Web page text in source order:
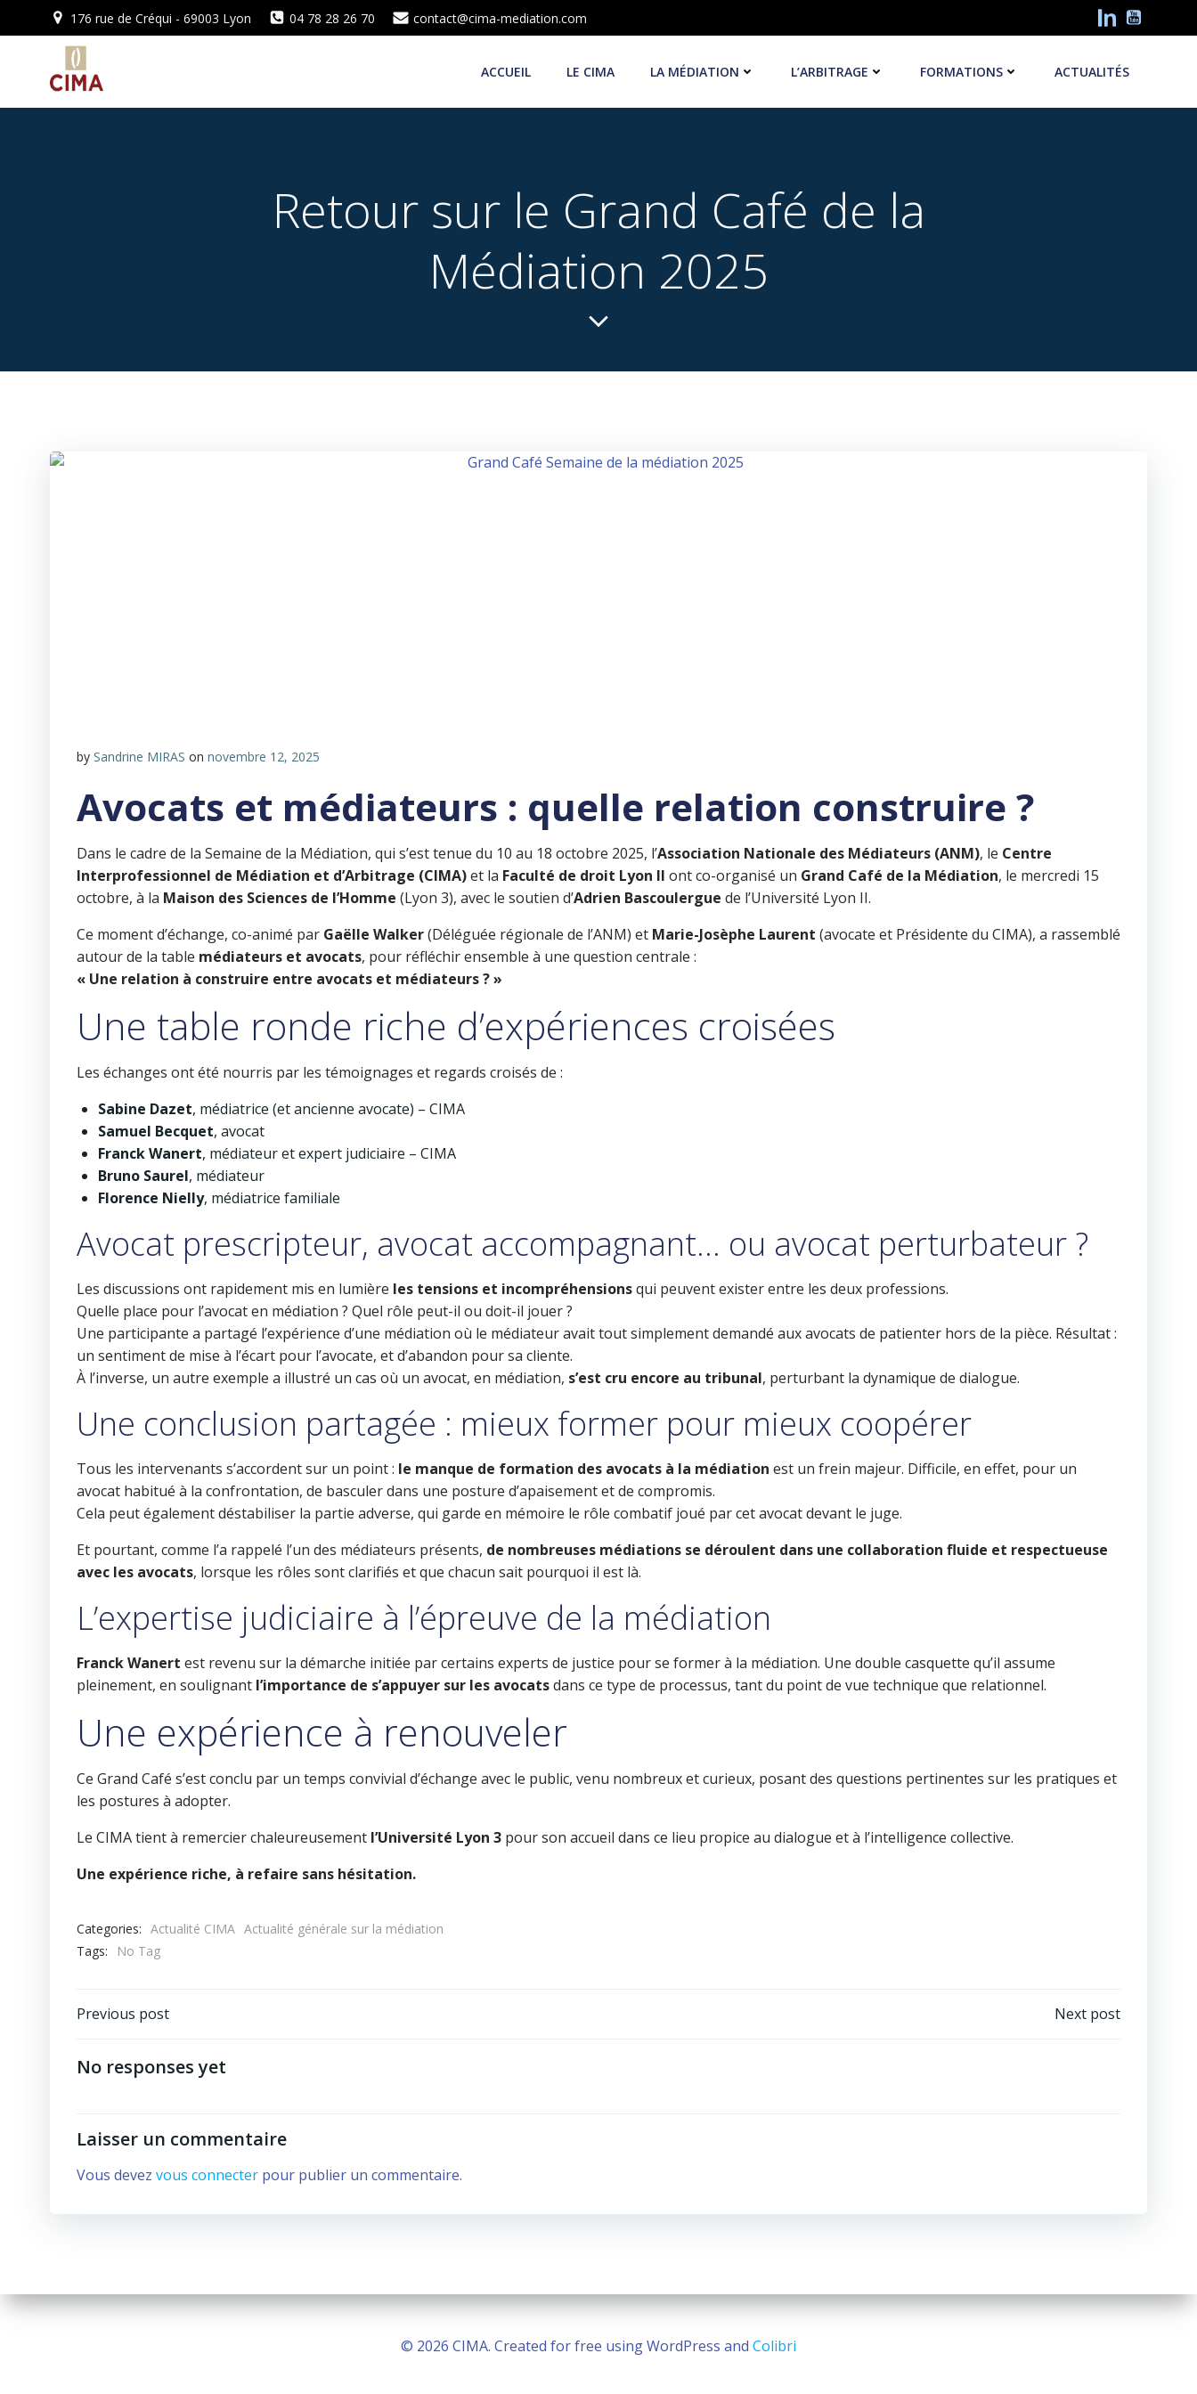
au
176 rue de Créqui - 69003 Lyon 04 78 28 26 70 contact@cima-mediation.com
ACCUEIL LE CIMA LA MÉDIATION L’ARBITRAGE FORMATIONS ACTUALITÉS
Retour sur le Grand Café de la
Médiation 2025
by Sandrine MIRAS on novembre 12, 2025
Avocats et médiateurs : quelle relation construire ?
Dans le cadre de la Semaine de la Médiation, qui s’est tenue du 10 au 18 octobre 2025, l’Association Nationale des Médiateurs (ANM), le Centre
Interprofessionnel de Médiation et d’Arbitrage (CIMA)et la Faculté de droit Lyon II ont co-organisé un Grand Café de la Médiation, le mercredi 15
octobre, à la Maison des Sciences de l’Homme (Lyon 3), avec le soutien d’Adrien Bascoulergue de l’Université Lyon II.
Ce moment d’échange, co-animé par Gaëlle Walker(Déléguée régionale de l’ANM) et Marie-Josèphe Laurent (avocate et Présidente du CIMA), a rassemblé
autour de la table médiateurs et avocats, pour réfléchir ensemble à une question centrale :
« Une relation à construire entre avocats et médiateurs ? »
Une table ronde riche d’expériences croisées
Les échanges ont été nourris par les témoignages et regards croisés de :
Sabine Dazet, médiatrice (et ancienne avocate) – CIMA
Samuel Becquet, avocat
Franck Wanert, médiateur et expert judiciaire – CIMA
Bruno Saurel, médiateur
Florence Nielly, médiatrice familiale
Avocat prescripteur, avocat accompagnant… ou avocat perturbateur ?
Les discussions ont rapidement mis en lumière les tensions et incompréhensionsqui peuvent exister entre les deux professions.
Quelle place pour l’avocat en médiation ? Quel rôle peut-il ou doit-il jouer ?
Une participante a partagé l’expérience d’une médiation où le médiateur avait tout simplement demandé aux avocats de patienter hors de la pièce. Résultat :
un sentiment de mise à l’écart pour l’avocate, et d’abandon pour sa cliente.
À l’inverse, un autre exemple a illustré un cas où un avocat, en médiation, s’est cru encore au tribunal, perturbant la dynamique de dialogue.
Une conclusion partagée : mieux former pour mieux coopérer
Tous les intervenants s’accordent sur un point : le manque de formation des avocats à la médiation est un frein majeur. Difficile, en effet, pour un
avocat habitué à la confrontation, de basculer dans une posture d’apaisement et de compromis.
Cela peut également déstabiliser la partie adverse, qui garde en mémoire le rôle combatif joué par cet avocat devant le juge.
Et pourtant, comme l’a rappelé l’un des médiateurs présents, de nombreuses médiations se déroulent dans une collaboration fluide et respectueuse
avec les avocats, lorsque les rôles sont clarifiés et que chacun sait pourquoi il est là.
L’expertise judiciaire à l’épreuve de la médiation
Franck Wanert est revenu sur la démarche initiée par certains experts de justice pour se former à la médiation. Une double casquette qu’il assume
pleinement, en soulignant l’importance de s’appuyer sur les avocatsdans ce type de processus, tant du point de vue technique que relationnel.
Une expérience à renouveler
Ce Grand Café s’est conclu par un temps convivial d’échange avec le public, venu nombreux et curieux, posant des questions pertinentes sur les pratiques et
les postures à adopter.
Le CIMA tient à remercier chaleureusement l’Université Lyon 3 pour son accueil dans ce lieu propice au dialogue et à l’intelligence collective.
Une expérience riche, à refaire sans hésitation.
Categories: Actualité CIMA Actualité générale sur la médiation
Tags:
No Tag
Post
navigation
Previous post Next post
No responses yet
Laisser un commentaire
Vous devez vous connecter pour publier un commentaire.
© 2026 CIMA. Created for free using WordPress and Colibri